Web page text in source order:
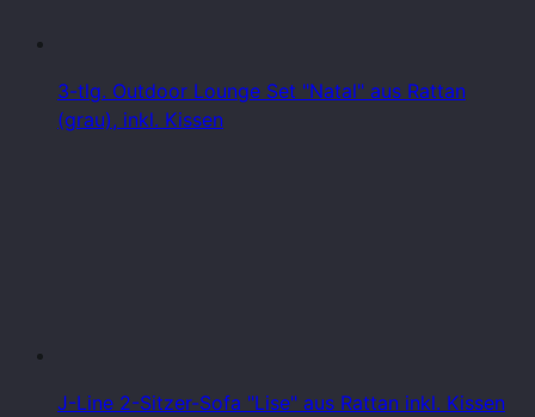
3-tlg. Outdoor Lounge Set "Natal" aus Rattan
(grau), inkl. Kissen
J-Line 2-Sitzer-Sofa "Lise" aus Rattan inkl. Kissen